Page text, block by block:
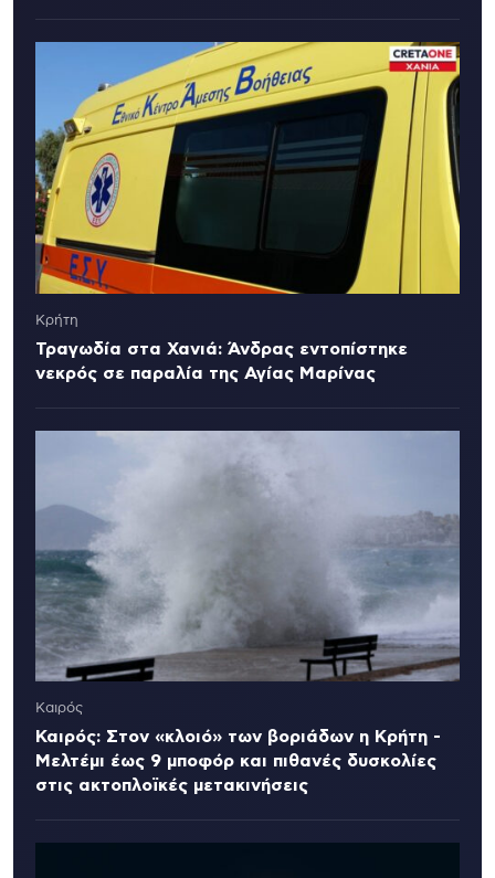
Κρήτη
Τραγωδία στα Χανιά: Άνδρας εντοπίστηκε
νεκρός σε παραλία της Αγίας Μαρίνας
Καιρός
Καιρός: Στον «κλοιό» των βοριάδων η Κρήτη -
Μελτέμι έως 9 μποφόρ και πιθανές δυσκολίες
στις ακτοπλοϊκές μετακινήσεις